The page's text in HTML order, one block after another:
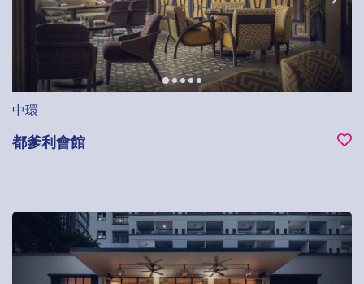
中環
都爹利會館